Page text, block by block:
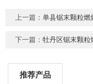
上一篇：单县锯末颗粒燃
下一篇：牡丹区锯末颗粒
推荐产品